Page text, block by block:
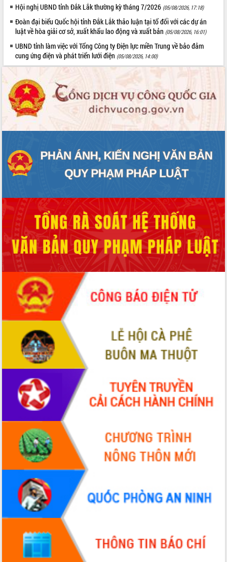
Thứ trưởng Bộ Nông nghiệp và Môi
trường Nguyễn Hoàng Hiệp khảo sát
vùng trồng và doanh nghiệp đóng gói
sầu riêng tại Đắk Lắk
Trình diễn nghệ thuật chế biến các
món ăn từ sầu riêng
Đắk Lắk công bố Quy hoạch và xúc
tiến đầu tư tỉnh
Ngành cá ngừ Đắk Lắk chủ động thích
ứng để giữ vững thị trường xuất khẩu
Diễn đàn Kinh tế tư nhân Việt Nam đột
phá cơ chế - Hợp tác công tư
cải cách hành chính tỉnh Đắk Lắk
Kết nối tour, đẩy mạnh chuyển đổi số
để phát triển du lịch Đắk Lắk
tầng kỹ thuật Cụm công nghiệp Tân
Tiến
Gặp mặt các cơ quan báo chí nhân Kỷ
niệm 101 năm Ngày Báo chí Cách
mạng Việt Nam
Đắk Lắk sơ kết 4 năm triển khai thực
hiện Đề án 06 của Chính phủ
Họp báo thông tin về Hội nghị Công bố
Quy hoạch và Xúc tiến đầu tư tỉnh Đắk
Lắk
Khơi thông điểm nghẽn, đẩy nhanh
giải ngân vốn khắc phục thiên tai
HĐND tỉnh thông qua điều chỉnh Quy
hoạch tỉnh thời kỳ 2021-2030
Hội thảo góp ý hồ sơ điều chỉnh quy
hoạch tỉnh Đắk Lắk thời kỳ 2021-2030,
tầm nhìn đến năm 2050
Nâng cao hiệu quả hoạt động của các
doanh nghiệp nhà nước
Hội nghị triển khai kết nối mạng
truyền số liệu chuyên dùng phục vụ cơ
quan Đảng, Nhà nước
Lễ phát động chuỗi hoạt động chung
tay làm sạch môi trường
Xã Ea Kar bước chuyển mình trong
công tác cải cách hành chính mô hình
mới
UBND tỉnh họp báo định kỳ tháng 4
năm 2026
Hội thảo khoa học “Giải pháp thúc đẩy
phát triển nền kinh tế xanh tại tỉnh
Đắk Lắk”
Tăng cường giám sát, đôn đốc thực
Hôm nay: 4589
Tất cả: 66017329
Hội nghị UBND tỉnh Đắk Lắk thường kỳ tháng 7/2026 (05/08/2026, 17:18)
Đoàn đại biểu Quốc hội tỉnh Đắk Lắk thảo luận tại tổ đối với các dự án
luật về hòa giải cơ sở, xuất khẩu lao động và xuất bản (05/08/2026, 16:01)
UBND tỉnh làm việc với Tổng Công ty Điện lực miền Trung về bảo đảm
cung ứng điện và phát triển lưới điện (05/08/2026, 14:00)